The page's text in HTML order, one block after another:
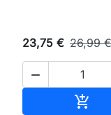
23,75 € 26,99 €

